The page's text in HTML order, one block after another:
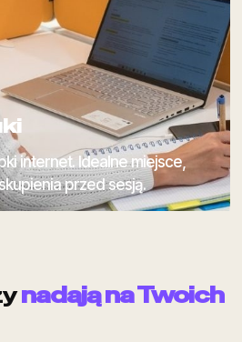
internet. Idealne miejsce,
przed sesją.
nadają na Twoich